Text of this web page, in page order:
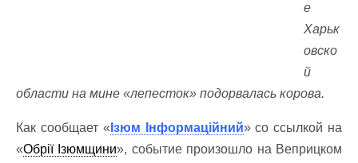
е
Харьк
овско
й
области на мине «лепесток» подорвалась корова.
Как сообщает « Ізюм Інформаційний» со ссылкой на
«Обрії Ізюмщини», событие произошло на Веприцком